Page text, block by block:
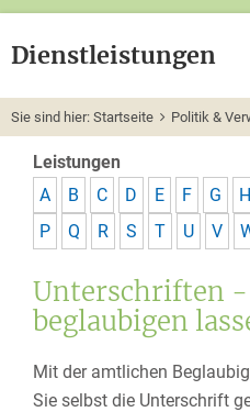
Dienstleistungen
Sie sind hier: Startseite Politik &
Leistungen
A
B C D E F G H
P
Q R S T U V
Unterschriften
beglaubigen
Mit der amtlichen
Sie selbst die Unterschrift